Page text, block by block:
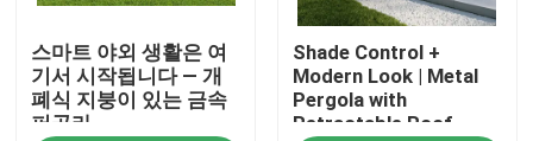
알루미늄 옥외테라스 담쟁이 등으로 덮인 정자
알루미늄 지붕창 담쟁이 등으로 덮인 정자
스마트 야외 생활은 여
기서 시작됩니다 — 개
폐식 지붕이 있는 금속
퍼골라
Shade Control +
Modern Look | Metal
Pergola with
Retractable Roof